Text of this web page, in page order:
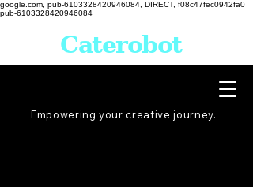
google.com, pub-6103328420946084, DIRECT, f08c47fec0942fa0
pub-6103328420946084
Empowering your creative journey.
Caterobot